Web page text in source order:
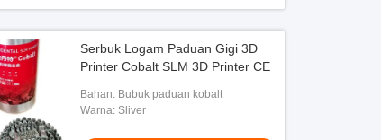
Serbuk Logam Paduan Gigi 3D
Printer Cobalt SLM 3D Printer CE
Bahan: Bubuk paduan kobalt
Warna: Sliver